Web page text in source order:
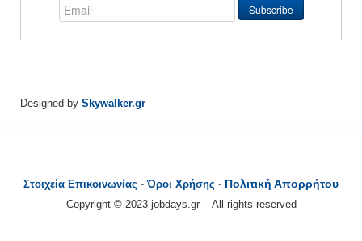
Designed by Skywalker.gr
Στοιχεία Επικοινωνίας -Όροι Χρήσης - Πολιτική Απορρήτου
Copyright © 2023 jobdays.gr -- All rights reserved